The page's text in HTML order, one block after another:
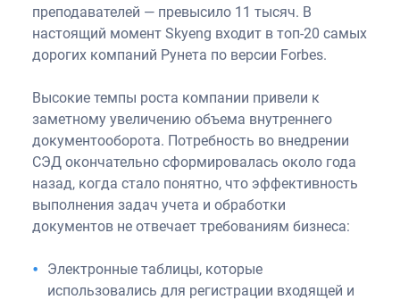
преподавателей — превысило 11 тысяч. В
настоящий момент Skyeng входит в топ-20 самых
дорогих компаний Рунета по версии Forbes.
Высокие темпы роста компании привели к
заметному увеличению объема внутреннего
документооборота. Потребность во внедрении
СЭД окончательно сформировалась около года
назад, когда стало понятно, что эффективность
выполнения задач учета и обработки
документов не отвечает требованиям бизнеса:
Электронные таблицы, которые
использовались для регистрации входящей и